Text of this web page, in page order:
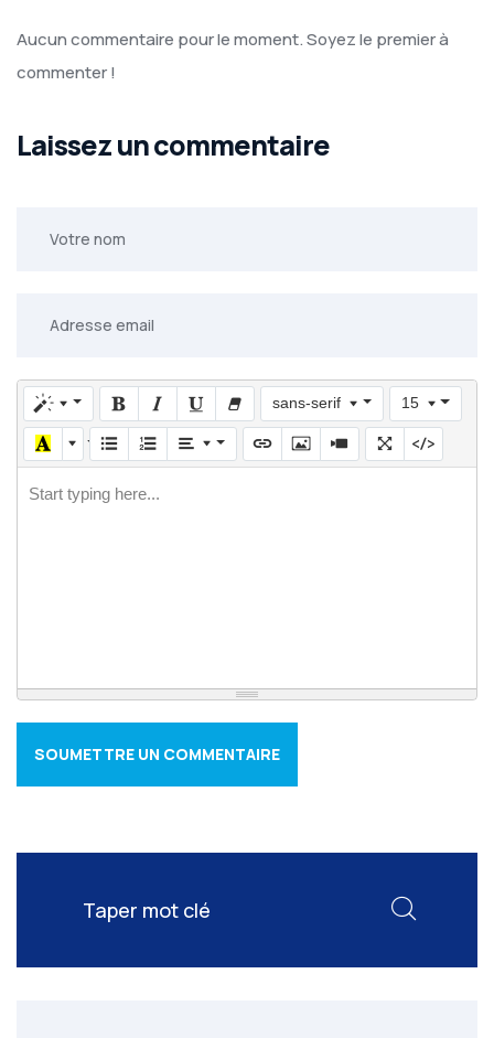
Aucun commentaire pour le moment. Soyez le premier à
commenter !
Laissez un commentaire
sans-serif 15
Start typing here...
SOUMETTRE UN COMMENTAIRE